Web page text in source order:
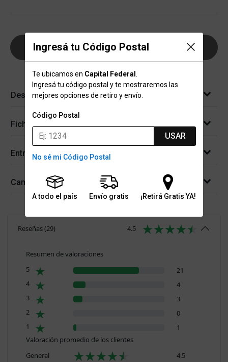
Ingresá tu Código Postal
Te ubicamos en Capital Federal
Ingresá tu código postal y te mostraremos las
mejores opciones de retiro y envío.
Código Postal
USAR
No sé mi Código Postal
A todo el país Envío gratis ¡Retirá Gratis YA!
AGREGAR AL CARRITO
Descripción
Ficha técnica
Entregas
Cambios y devoluciones
Reseñas(29) 4.5
Resumen de valoraciones
5
21
4
4
3
3
2
0
1
1
Valoración promedio de los clientes
General
4.5